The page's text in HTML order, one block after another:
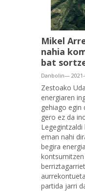
Mikel
nahia
bat
Danbolin— 2021-
Zestoako
energiaren
gehiago egin
gero ez da
eman nahi
begira
partida jarri